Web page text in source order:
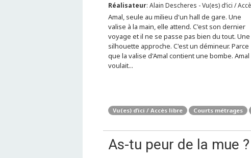
Réalisateur: Alain Descheres - Vu(es) d’ici /
Amal, seule au milieu d'un hall de gare. Une
valise à la main, elle attend. C'est son dernier
voyage et il ne se passe pas bien du tout. Une
silhouette approche. C'est un démineur. Parce
que la valise d'Amal contient une bombe. Amal
voulait...
Vu(es) d’ici / Accès libre Courts métrages
As-tu peur de la mue ?